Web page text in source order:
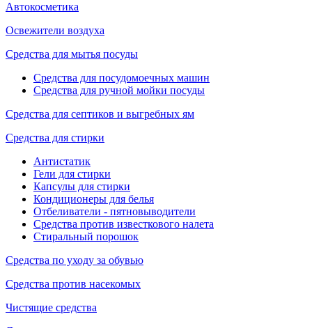
Автокосметика
Освежители воздуха
Средства для мытья посуды
Средства для посудомоечных машин
Средства для ручной мойки посуды
Средства для септиков и выгребных ям
Средства для стирки
Антистатик
Гели для стирки
Капсулы для стирки
Кондиционеры для белья
Отбеливатели - пятновыводители
Средства против известкового налета
Стиральный порошок
Средства по уходу за обувью
Средства против насекомых
Чистящие средства